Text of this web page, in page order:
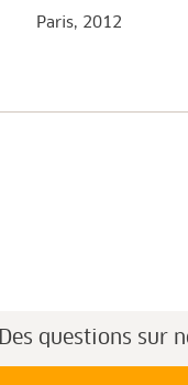
Paris, 2012
Des questions sur